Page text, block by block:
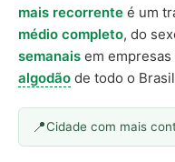
mais recorrente é um
médio completo, do
semanais em
algodão de todo o
Cidade com mais